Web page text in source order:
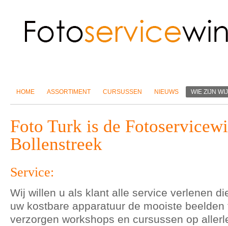
HOME ASSORTIMENT CURSUSSEN NIEUWS WIE ZIJN WIJ
Foto Turk is de
Bollenstreek
Service:
Wij willen u als klant alle service verlenen
uw kostbare apparatuur de mooiste
verzorgen workshops en cursussen op